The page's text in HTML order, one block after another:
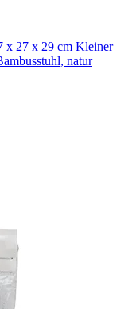
x 27 x 29 cm Kleiner
natur